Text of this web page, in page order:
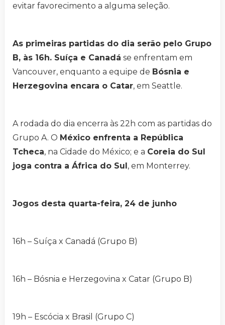
evitar favorecimento a alguma seleção.
As primeiras partidas do dia serão pelo Grupo
B, às 16h. Suíça e Canadá se enfrentam em
Vancouver, enquanto a equipe de Bósnia e
Herzegovina encara o Catar, em Seattle.
A rodada do dia encerra às 22h com as partidas do
Grupo A. O México enfrenta a República
Tcheca, na Cidade do México; e a Coreia do Sul
joga contra a África do Sul, em Monterrey.
Jogos desta quarta-feira, 24 de junho
16h – Suíça x Canadá (Grupo B)
16h – Bósnia e Herzegovina x Catar (Grupo B)
19h – Escócia x Brasil (Grupo C)